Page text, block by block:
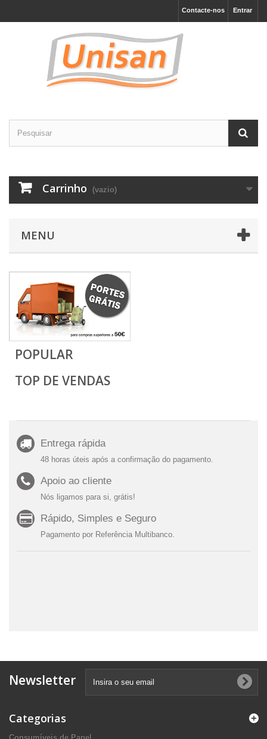
Entrar
Contacte-nos
Carrinho (vazio)
MENU
POPULAR
TOP DE VENDAS
Entrega rápida
48 horas úteis após a confirmação do pagamento.
Apoio ao cliente
Nós ligamos para si, grátis!
Rápido, Simples e Seguro
Pagamento por Referência Multibanco.
Newsletter
Categorias